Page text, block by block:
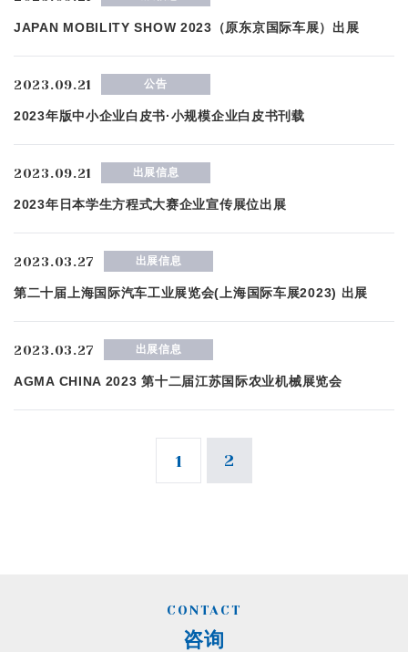
JAPAN MOBILITY SHOW 2023（原东京国际车展）出展
2023.09.21 公告
2023年版中小企业白皮书·小规模企业白皮书刊载
2023.09.21 出展信息
2023年日本学生方程式大赛企业宣传展位出展
2023.03.27 出展信息
第二十届上海国际汽车工业展览会(上海国际车展2023) 出展
2023.03.27 出展信息
AGMA CHINA 2023 第十二届江苏国际农业机械展览会
1 2
CONTACT
咨询